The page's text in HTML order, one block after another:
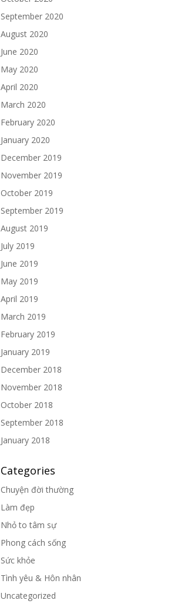
September 2020
August 2020
June 2020
May 2020
April 2020
March 2020
February 2020
January 2020
December 2019
November 2019
October 2019
September 2019
August 2019
July 2019
June 2019
May 2019
April 2019
March 2019
February 2019
January 2019
December 2018
November 2018
October 2018
September 2018
January 2018
Categories
Chuyện đời thường
Làm đẹp
Nhỏ to tâm sự
Phong cách sống
Sức khỏe
Tình yêu & Hôn nhân
Uncategorized